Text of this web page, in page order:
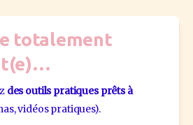
totalement
des outils pratiques prêts à
vidéos pratiques).